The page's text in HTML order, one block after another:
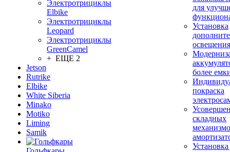
Электротрициклы
Elbike
Электротрициклы
Leopard
Электротрициклы
GreenCamel
+ ЕЩЕ 2
Jetson
Rutrike
Elbike
White Siberia
Minako
Motiko
Liming
Samik
для
Установка
освещения
более
покраска
складных